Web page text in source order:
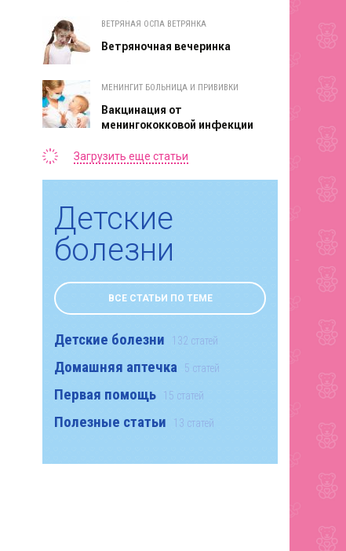
ВЕТРЯНАЯ ОСПА ВЕТРЯНКА
Ветряночная вечеринка
МЕНИНГИТ БОЛЬНИЦА И ПРИВИВКИ
Вакцинация от
менингококковой инфекции
Загрузить еще статьи
Детские
болезни
ВСЕ СТАТЬИ ПО ТЕМЕ
Детские болезни 132 статей
Домашняя аптечка 5 статей
Первая помощь 15 статей
Полезные статьи 13 статей